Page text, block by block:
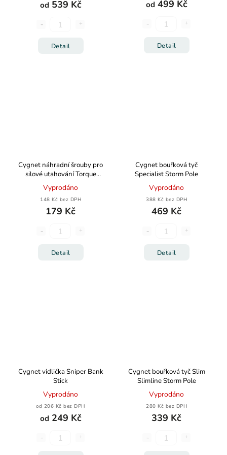
od539 Kč
Detail
od499 Kč
Detail
Cygnet náhradní šrouby pro
silové utahování Torque
Screws 2ks
Vyprodáno
148 Kč bez DPH
179 Kč
Detail
Cygnet bouřková tyč
Specialist Storm Pole
Vyprodáno
388 Kč bez DPH
469 Kč
Detail
Cygnet vidlička Sniper Bank
Stick
Vyprodáno
od 206 Kč bez DPH
od249 Kč
Cygnet bouřková tyč Slim
Slimline Storm Pole
Vyprodáno
280 Kč bez DPH
339 Kč